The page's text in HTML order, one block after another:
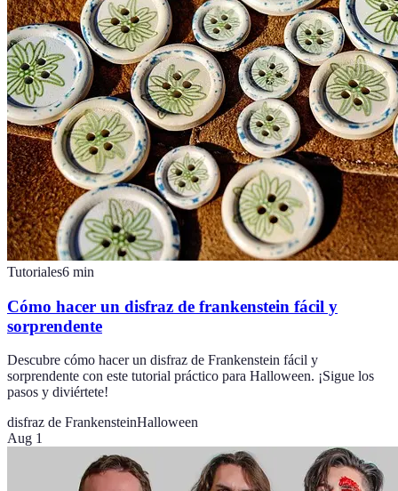
Tutoriales6 min
Cómo hacer un disfraz de frankenstein fácil y
sorprendente
Descubre cómo hacer un disfraz de Frankenstein fácil y
sorprendente con este tutorial práctico para Halloween. ¡Sigue los
pasos y diviértete!
disfraz de FrankensteinHalloween
Aug 1